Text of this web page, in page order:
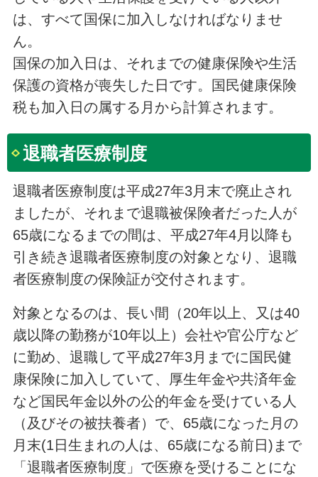
は、すべて国保に加入しなければなりませ
ん。
国保の加入日は、それまでの健康保険や生活
保護の資格が喪失した日です。国民健康保険
税も加入日の属する月から計算されます。
退職者医療制度
退職者医療制度は平成27年3月末で廃止され
ましたが、それまで退職被保険者だった人が
65歳になるまでの間は、平成27年4月以降も
引き続き退職者医療制度の対象となり、退職
者医療制度の保険証が交付されます。
対象となるのは、長い間（20年以上、又は40
歳以降の勤務が10年以上）会社や官公庁など
に勤め、退職して平成27年3月までに国民健
康保険に加入していて、厚生年金や共済年金
など国民年金以外の公的年金を受けている人
（及びその被扶養者）で、65歳になった月の
月末(1日生まれの人は、65歳になる前日)まで
「退職者医療制度」で医療を受けることにな